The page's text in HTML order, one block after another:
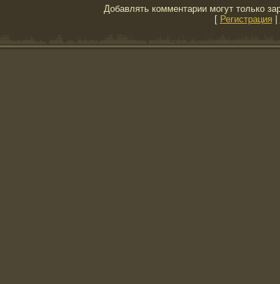
Добавлять комментарии могут только
[ Регистрация |